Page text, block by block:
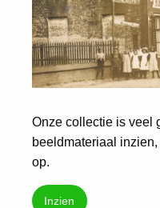
Onze collectie is veel
beeldmateriaal
op.
Inzien